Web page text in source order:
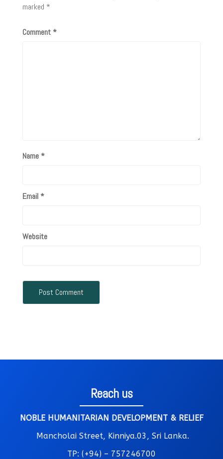
marked *
Comment *
Name *
Email *
Website
Reach us
NOBLE HUMANITARIAN DEVELOPMENT & RELIEF
Mancholai Street, Kinniya.03, Sri Lanka.
TP: (+94) – 757246700